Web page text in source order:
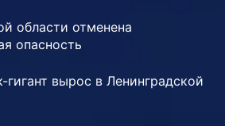
области отменена
опасность
гигант вырос в Ленинградской